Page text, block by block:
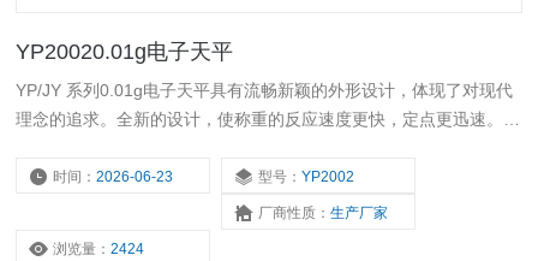
YP20020.01g电子天平
YP/JY 系列0.01g电子天平具有流畅新颖的外形设计，体现了对现代
理念的追求。全新的设计，使称重的反应速度更快，定点更迅速。稳
的要求进行生产。具有*的灵活性，野外操作的Z佳选择。
时间：2026-06-23 型号： YP2002
厂商性质： 生产厂家
浏览量：2424